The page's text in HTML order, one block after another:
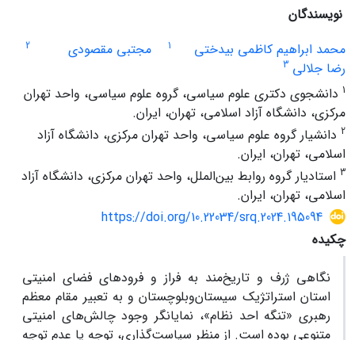
نویسندگان
محمد ابراهیم کاظمی بیدختی
1 مجتبی مقصودی 2
رضا جلالی 3
1 دانشجوی دکتری علوم سیاسی، گروه علوم سیاسی، واحد تهران
مرکزی، دانشگاه آزاد اسلامی، تهران، ایران.
2 دانشیار گروه علوم سیاسی، واحد تهران مرکزی، دانشگاه آزاد
اسلامی، تهران، ایران.
3 استادیار گروه روابط بین‌الملل، واحد تهران مرکزی، دانشگاه آزاد
اسلامی، تهران، ایران.
https://doi.org/10.22034/srq.2024.195094
چکیده
نگاهی ژرف و تاریخ‌‏مند به فراز و فرودهای فضای امنیتی
استان استراتژیک سیستان‏‌وبلوچستان و به تعبیر مقام معظم
رهبری «تنگه احد نظام»، نمایانگر وجود چالش‌های امنیتی
متنوعی بوده است. از منظر سیاست‌گذاری، توجه یا عدم توجه